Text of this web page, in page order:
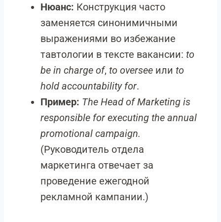
Нюанс: Конструкция часто
заменяется синонимичными
выражениями во избежание
тавтологии в тексте вакансии: to
be in charge of, to oversee или to
hold accountability for.
Пример: The Head of Marketing is
responsible for executing the annual
promotional campaign.
(Руководитель отдела
маркетинга отвечает за
проведение ежегодной
рекламной кампании.)